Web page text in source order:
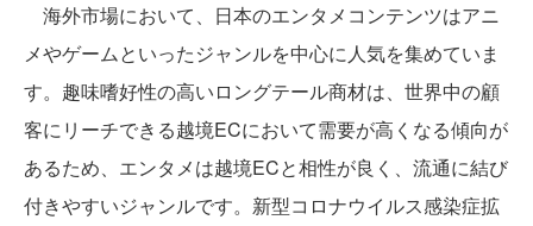
海外市場において、日本のエンタメコンテンツはアニ
メやゲームといったジャンルを中心に人気を集めていま
す。趣味嗜好性の高いロングテール商材は、世界中の顧
客にリーチできる越境ECにおいて需要が高くなる傾向が
あるため、エンタメは越境ECと相性が良く、流通に結び
付きやすいジャンルです。新型コロナウイルス感染症拡